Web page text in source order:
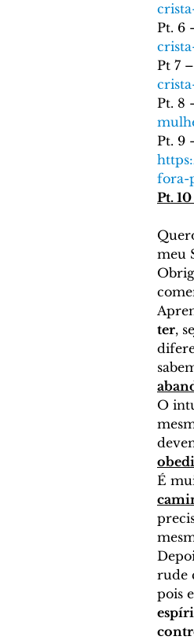
Pt. 6
Pt 7
Pt. 8
Pt. 9
fora-
Pt.
meu
ter,
O
É
rude
pois